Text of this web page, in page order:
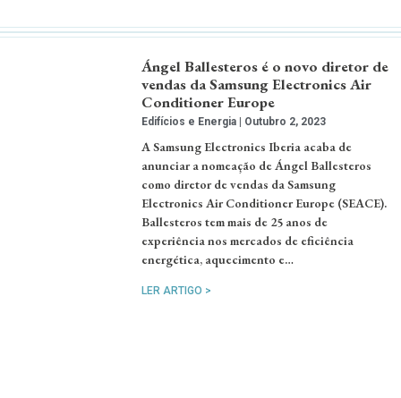
Ángel Ballesteros é o novo diretor de
vendas da Samsung Electronics Air
Conditioner Europe
Edifícios e Energia Outubro 2, 2023
A Samsung Electronics Iberia acaba de
anunciar a nomeação de Ángel Ballesteros
como diretor de vendas da Samsung
Electronics Air Conditioner Europe (SEACE).
Ballesteros tem mais de 25 anos de
experiência nos mercados de eficiência
energética, aquecimento e…
LER ARTIGO >